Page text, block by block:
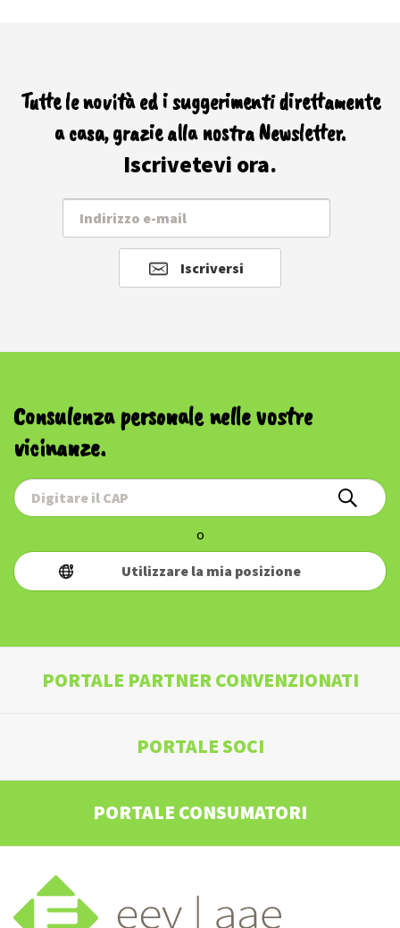
Tutte le novità ed i suggerimenti direttamente
a casa, grazie alla nostra Newsletter.
Iscrivetevi ora.
Iscriversi
Consulenza personale nelle vostre
vicinanze.
o
Utilizzare la mia posizione
PORTALE PARTNER CONVENZIONATI
PORTALE SOCI
PORTALE CONSUMATORI